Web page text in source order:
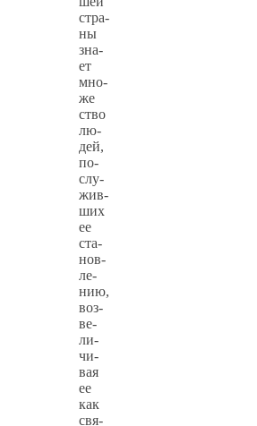
стра­
ны
зна­
ет
мно­
же­
ство
лю­
дей,
по­
слу­
жив­
ших
ее
ста­
нов­
ле­
нию,
воз­
ве­
ли­
чи­
вая
ее
как
свя­